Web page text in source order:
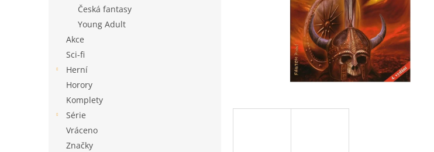
Česká fantasy
Young Adult
Akce
Sci-fi
Herní
Horory
Komplety
Série
Vráceno
Značky